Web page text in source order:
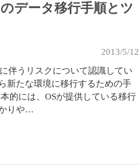
データ移行手順とツ
2013/5/12
伴うリスクについて認識してい
新たな環境に移行するための手
的には、OSが提供している移行
りや…